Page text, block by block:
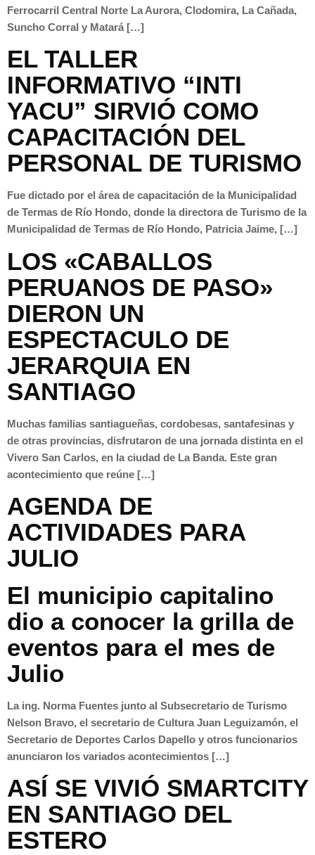
Ferrocarril Central Norte La Aurora, Clodomira, La Cañada,
Suncho Corral y Matará […]
EL TALLER
INFORMATIVO “INTI
YACU” SIRVIÓ COMO
CAPACITACIÓN DEL
PERSONAL DE TURISMO
Fue dictado por el área de capacitación de la Municipalidad
de Termas de Río Hondo, donde la directora de Turismo de la
Municipalidad de Termas de Río Hondo, Patricia Jaime, […]
LOS «CABALLOS
PERUANOS DE PASO»
DIERON UN
ESPECTACULO DE
JERARQUIA EN
SANTIAGO
Muchas familias santiagueñas, cordobesas, santafesinas y
de otras provincias, disfrutaron de una jornada distinta en el
Vivero San Carlos, en la ciudad de La Banda. Este gran
acontecimiento que reúne […]
AGENDA DE
ACTIVIDADES PARA
JULIO
El municipio capitalino
dio a conocer la grilla de
eventos para el mes de
Julio
La ing. Norma Fuentes junto al Subsecretario de Turismo
Nelson Bravo, el secretario de Cultura Juan Leguizamón, el
Secretario de Deportes Carlos Dapello y otros funcionarios
anunciaron los variados acontecimientos […]
ASÍ SE VIVIÓ SMARTCITY
EN SANTIAGO DEL
ESTERO